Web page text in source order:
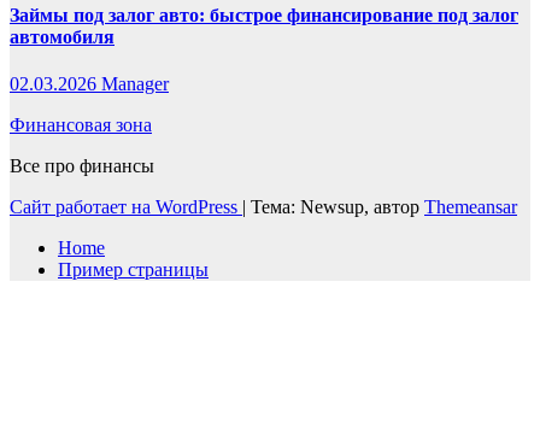
Займы под залог авто: быстрое финансирование под залог
автомобиля
02.03.2026 Manager
Финансовая зона
Все про финансы
Сайт работает на WordPress | Тема: Newsup, автор Themeansar
Home
Пример страницы